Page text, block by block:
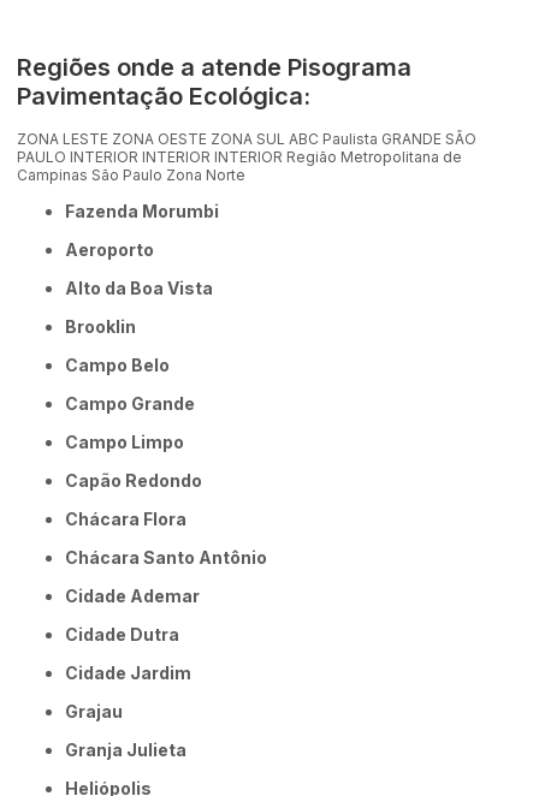
Regiões onde a atende Pisograma
Pavimentação Ecológica:
ZONA LESTE ZONA OESTE ZONA SUL ABC Paulista GRANDE SÃO
PAULO INTERIOR INTERIOR INTERIOR Região Metropolitana de
Campinas São Paulo Zona Norte
Fazenda Morumbi
Aeroporto
Alto da Boa Vista
Brooklin
Campo Belo
Campo Grande
Campo Limpo
Capão Redondo
Chácara Flora
Chácara Santo Antônio
Cidade Ademar
Cidade Dutra
Cidade Jardim
Grajau
Granja Julieta
Heliópolis